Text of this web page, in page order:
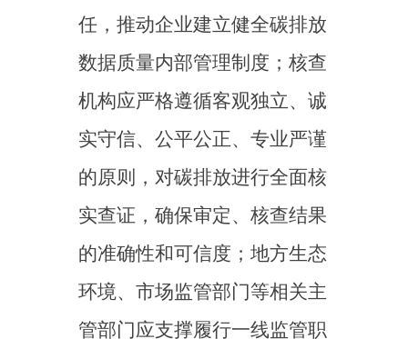
位关键参数月度存证，并要求
着力进一步强化和规范碳排放
核算和核查管理制度。一方
面，要求结合全国碳市场建设
业温室气体排放报告制度，一
是加快修订相关重点行业企业
温室气体核算与报告指南，并
在条件成熟后转化为国家标
准；二是探索实施碳排放核算